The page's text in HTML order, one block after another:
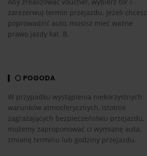
zarezerwuj termin przejazdu. Jeżeli chcesz
poprowadzić auto, musisz mieć ważne
prawo jazdy kat. B.
POGODA
W przypadku wystąpienia niekorzystnych
warunków atmosferycznych, istotnie
zagrażających bezpieczeństwu przejazdu,
możemy zaproponować ci wymianę auta,
zmianę terminu lub godziny przejazdu.